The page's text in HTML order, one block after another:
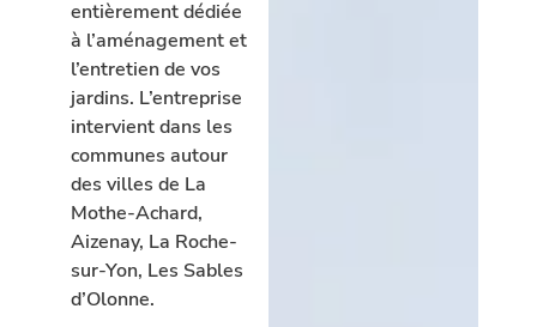
entièrement dédiée
à l’aménagement et
l’entretien de vos
jardins. L’entreprise
intervient dans les
communes autour
des villes de La
Mothe-Achard,
Aizenay, La Roche-
sur-Yon, Les Sables
d’Olonne.